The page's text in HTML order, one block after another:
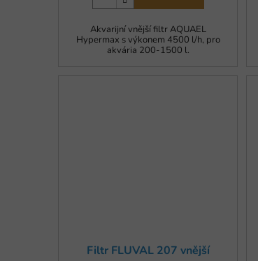
Akvarijní vnější filtr AQUAEL
Hypermax s výkonem 4500 l/h, pro
akvária 200-1500 l.
Filtr FLUVAL 207 vnější